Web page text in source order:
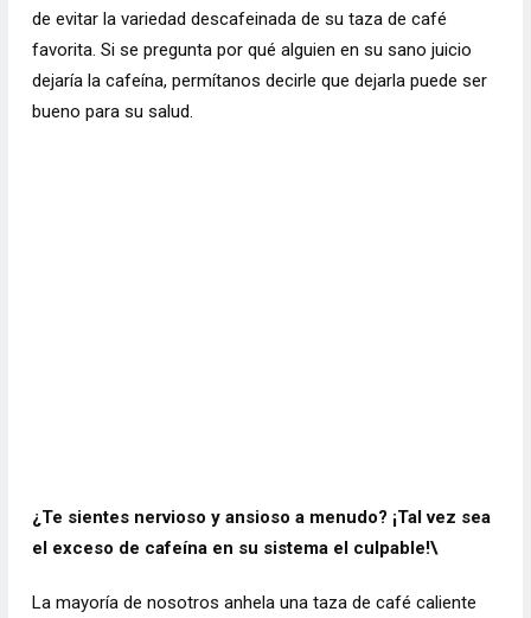
de evitar la variedad descafeinada de su taza de café
favorita. Si se pregunta por qué alguien en su sano juicio
dejaría la cafeína, permítanos decirle que dejarla puede ser
bueno para su salud.
¿Te sientes nervioso y ansioso a menudo? ¡Tal vez sea
el exceso de cafeína en su sistema el culpable!\
La mayoría de nosotros anhela una taza de café caliente